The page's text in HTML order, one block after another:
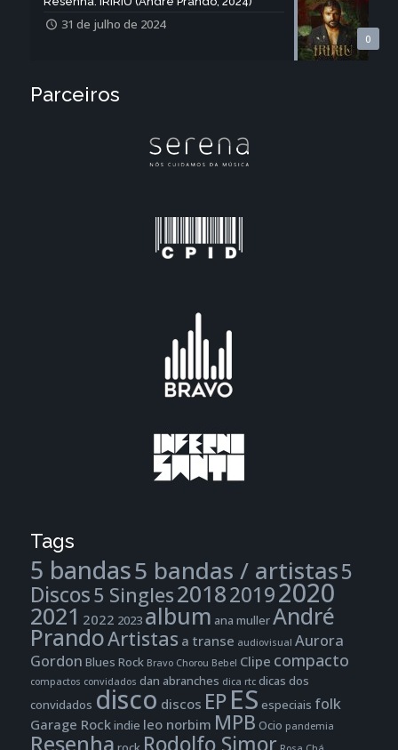
0
31 de julho de 2024
Parceiros
Tags
5 bandas5 bandas / artistas5
Discos5 Singles201820192020
2021 2022 2023album ana mullerAndré
PrandoArtistas a transe audiovisual Aurora
Gordon Blues Rock Bravo Chorou Bebel Clipe compacto
compactos convidados dan abranches dica rtc dicas dos
convidados disco discos EP ES especiais folk
Garage Rockindie leo norbim MPB Ocio pandemia
Resenha Rodolfo Simor